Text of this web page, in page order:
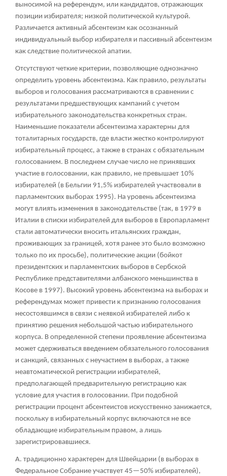
выносимой на референдум, или кандидатов, отражающих
позиции избирателя; низкой политической культурой.
Различается активный абсентеизм как осознанный
индивидуальный выбор избирателя и пассивный абсентеизм
как следствие политической апатии.
Отсутствуют четкие критерии, позволяющие однозначно
определить уровень абсентеизма. Как правило, результаты
выборов и голосования рассматриваются в сравнении с
результатами предшествующих кампаний с учетом
избирательного законодательства конкретных стран.
Наименьшие показатели абсентеизма характерны для
тоталитарных государств, где власти жестко контролируют
избирательный процесс, а также в странах с обязательным
голосованием. В последнем случае число не принявших
участие в голосовании, как правило, не превышает 10%
избирателей (в Бельгии 91,5% избирателей участвовали в
парламентских выборах 1995). На уровень абсентеизма
могут влиять изменения в законодательстве (так, в 1979 в
Италии в списки избирателей для выборов в Европарламент
стали автоматически вносить итальянских граждан,
проживающих за границей, хотя ранее это было возможно
только по их просьбе), политические акции (бойкот
президентских и парламентских выборов в Сербской
Республике представителями албанского меньшинства в
Косове в 1997). Высокий уровень абсентеизма на выборах и
референдумах может привести к признанию голосования
несостоявшимся в связи с неявкой избирателей либо к
принятию решения небольшой частью избирательного
корпуса. В определенной степени проявление абсентеизма
может сдерживаться введением обязательного голосования
и санкций, связанных с неучастием в выборах, а также
неавтоматической регистрации избирателей,
предполагающей предварительную регистрацию как
условие для участия в голосовании. При подобной
регистрации процент абсентеистов искусственно занижается,
поскольку в избирательный корпус включаются не все
обладающие избирательным правом, а лишь
зарегистрировавшиеся.
А. традиционно характерен для Швейцарии (в выборах в
Федеральное Собрание участвует 45—50% избирателей),